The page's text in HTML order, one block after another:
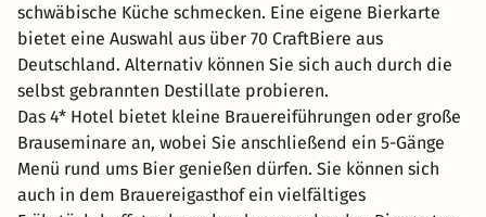
schwäbische Küche schmecken. Eine eigene Bierkarte
bietet eine Auswahl aus über 70 CraftBiere aus
Deutschland. Alternativ können Sie sich auch durch die
selbst gebrannten Destillate probieren.
Das 4* Hotel bietet kleine Brauereiführungen oder große
Brauseminare an, wobei Sie anschließend ein 5-Gänge
Menü rund ums Bier genießen dürfen. Sie können sich
auch in dem Brauereigasthof ein vielfältiges